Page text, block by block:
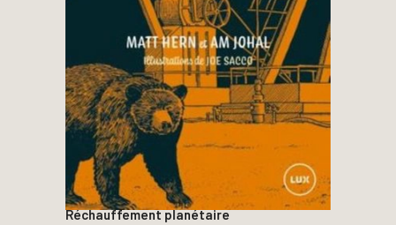
Réchauffement planétaire